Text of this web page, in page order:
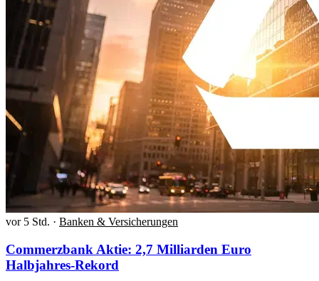
vor 5 Std. · Banken & Versicherungen
Commerzbank Aktie: 2,7 Milliarden Euro
Halbjahres-Rekord